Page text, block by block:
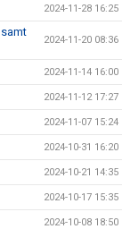
2024-11-28 16:25
2024-11-20 08:36
2024-11-14 16:00
2024-11-12 17:27
2024-11-07 15:24
2024-10-31 16:20
2024-10-21 14:35
2024-10-17 15:35
2024-10-08 18:50